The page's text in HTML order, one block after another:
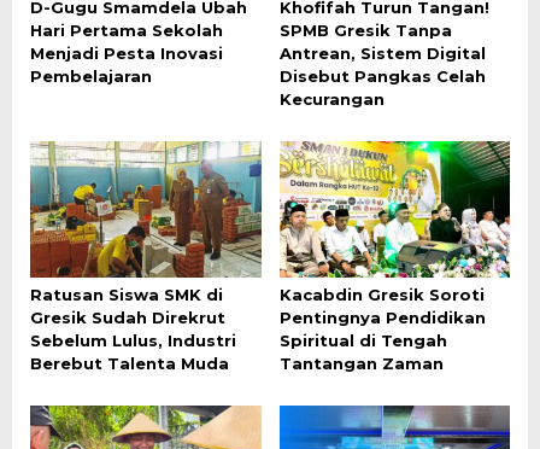
D-Gugu Smamdela Ubah
Hari Pertama Sekolah
Menjadi Pesta Inovasi
Pembelajaran
Khofifah Turun Tangan!
SPMB Gresik Tanpa
Antrean, Sistem Digital
Disebut Pangkas Celah
Kecurangan
Ratusan Siswa SMK di
Gresik Sudah Direkrut
Sebelum Lulus, Industri
Berebut Talenta Muda
Kacabdin Gresik Soroti
Pentingnya Pendidikan
Spiritual di Tengah
Tantangan Zaman